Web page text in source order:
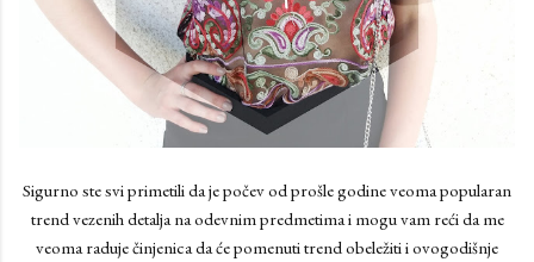
Sigurno ste svi primetili da je počev od prošle godine veoma popularan
trend vezenih detalja na odevnim predmetima i mogu vam reći da me
veoma raduje činjenica da će pomenuti trend obeležiti i ovogodišnje